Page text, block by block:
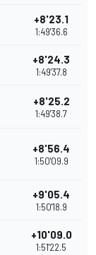
+8'23.1
1:49'36.6
+8'24.3
1:49'37.8
+8'25.2
1:49'38.7
+8'56.4
1:50'09.9
+9'05.4
1:50'18.9
+10'09.0
1:51'22.5